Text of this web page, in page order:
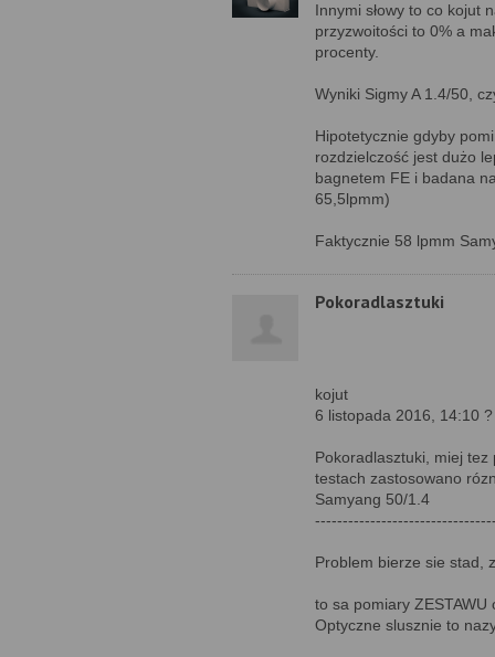
Innymi słowy to co kojut
przyzwoitości to 0% a
procenty.
Wyniki Sigmy A 1.4/50,
Hipotetycznie gdyby
rozdzielczość jest dużo
bagnetem FE i badana
65,5lpmm)
Faktycznie 58 lpmm
Pokoradlasztuki
kojut
6 listopada 2016, 14:10 ?
Pokoradlasztuki, miej
testach zastosowano
Samyang 50/1.4
Problem bierze sie stad,
to sa pomiary ZESTAWU
Optyczne slusznie to